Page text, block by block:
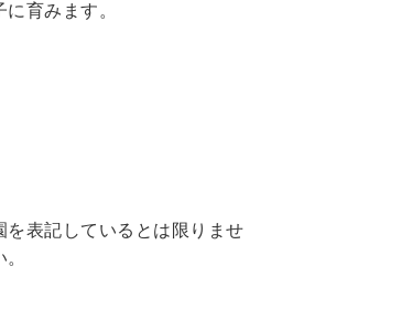
育みます。
表記しているとは限りませ